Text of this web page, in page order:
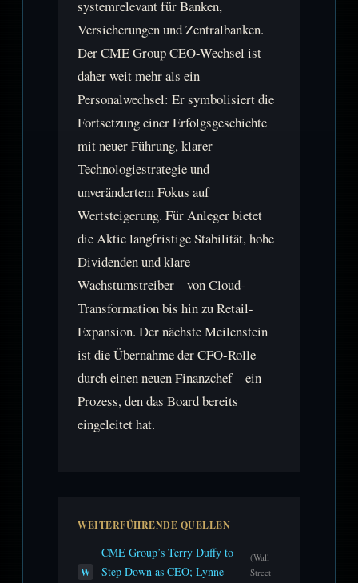
systemrelevant für Banken,
Versicherungen und Zentralbanken.
Der CME Group CEO-Wechsel ist
daher weit mehr als ein
Personalwechsel: Er symbolisiert die
Fortsetzung einer Erfolgsgeschichte
mit neuer Führung, klarer
Technologiestrategie und
unverändertem Fokus auf
Wertsteigerung. Für Anleger bietet
die Aktie langfristige Stabilität, hohe
Dividenden und klare
Wachstumstreiber – von Cloud-
Transformation bis hin zu Retail-
Expansion. Der nächste Meilenstein
ist die Übernahme der CFO-Rolle
durch einen neuen Finanzchef – ein
Prozess, den das Board bereits
eingeleitet hat.
WEITERFÜHRENDE QUELLEN
W
CME Group’s Terry Duffy to
Step Down as CEO; Lynne
(Wall
Street